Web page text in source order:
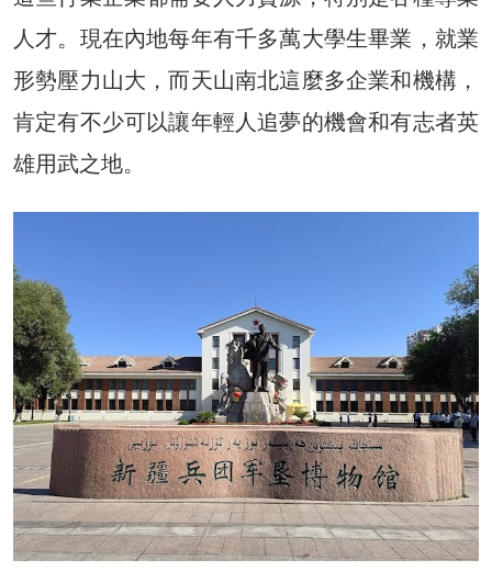
人才。現在內地每年有千多萬大學生畢業，就業
形勢壓力山大，而天山南北這麼多企業和機構，
肯定有不少可以讓年輕人追夢的機會和有志者英
雄用武之地。